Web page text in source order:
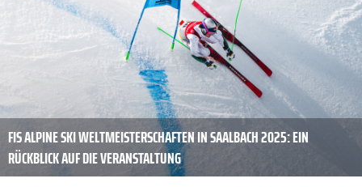
FIS ALPINE SKI WELTMEISTERSCHAFTEN IN SAALBACH 2025: EIN
RÜCKBLICK AUF DIE VERANSTALTUNG